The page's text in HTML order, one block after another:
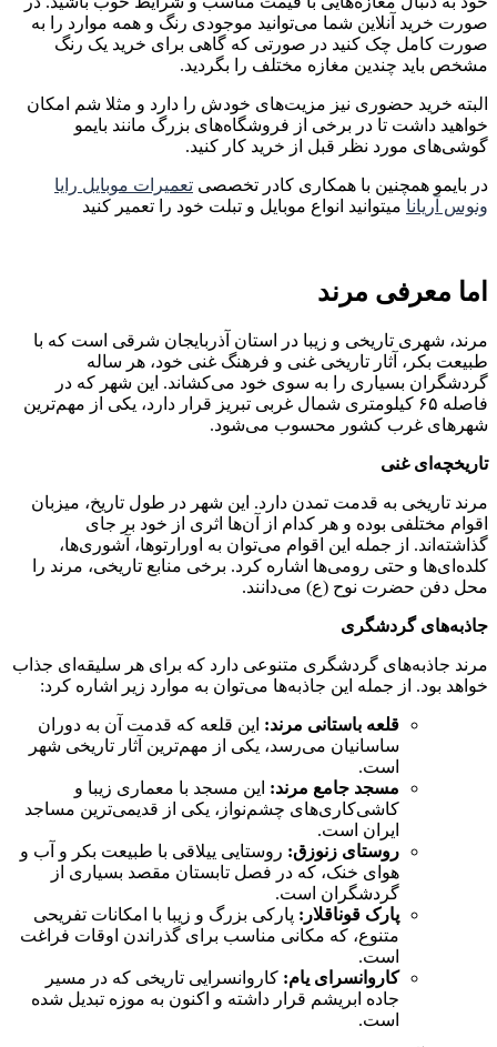
صورت خرید آنلاین شما می‌توانید موجودی رنگ و همه موارد را به
صورت کامل چک کنید در صورتی که گاهی برای خرید یک رنگ
مشخص باید چندین مغازه مختلف را بگردید.
البته خرید حضوری نیز مزیت‌های خودش را دارد و مثلا شم امکان
خواهید داشت تا در برخی از فروشگاه‌های بزرگ مانند بایمو
گوشی‌های مورد نظر قبل از خرید کار کنید.
در بایمو همچنین با همکاری کادر تخصصی تعمیرات موبایل رایا
ونوس آریانا میتوانید انواع موبایل و تبلت خود را تعمیر کنید
اما معرفی مرند
مرند، شهری تاریخی و زیبا در استان آذربایجان شرقی است که با
طبیعت بکر، آثار تاریخی غنی و فرهنگ غنی خود، هر ساله
گردشگران بسیاری را به سوی خود می‌کشاند. این شهر که در
فاصله ۶۵ کیلومتری شمال غربی تبریز قرار دارد، یکی از مهم‌ترین
شهرهای غرب کشور محسوب می‌شود.
تاریخچه‌ای غنی
مرند تاریخی به قدمت تمدن دارد. این شهر در طول تاریخ، میزبان
اقوام مختلفی بوده و هر کدام از آن‌ها اثری از خود بر جای
گذاشته‌اند. از جمله این اقوام می‌توان به اورارتوها، آشوری‌ها،
کلده‌ای‌ها و حتی رومی‌ها اشاره کرد. برخی منابع تاریخی، مرند را
محل دفن حضرت نوح (ع) می‌دانند.
جاذبه‌های گردشگری
مرند جاذبه‌های گردشگری متنوعی دارد که برای هر سلیقه‌ای جذاب
خواهد بود. از جمله این جاذبه‌ها می‌توان به موارد زیر اشاره کرد:
قلعه باستانی مرند: این قلعه که قدمت آن به دوران
ساسانیان می‌رسد، یکی از مهم‌ترین آثار تاریخی شهر
است.
مسجد جامع مرند: این مسجد با معماری زیبا و
کاشی‌کاری‌های چشم‌نواز، یکی از قدیمی‌ترین مساجد
ایران است.
روستای زنوزق: روستایی ییلاقی با طبیعت بکر و آب و
هوای خنک، که در فصل تابستان مقصد بسیاری از
گردشگران است.
پارک قوناقلار: پارکی بزرگ و زیبا با امکانات تفریحی
متنوع، که مکانی مناسب برای گذراندن اوقات فراغت
است.
کاروانسرای یام: کاروانسرایی تاریخی که در مسیر
جاده ابریشم قرار داشته و اکنون به موزه تبدیل شده
است.